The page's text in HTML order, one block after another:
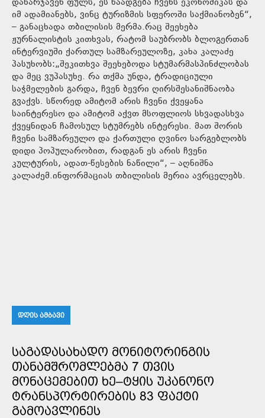
იმ ადამიანებს, ვინც ტურიზმის სფეროში საქმიანობენ“,
– განაცხადა თბილისის მერმა.რაც შეეხება
ჟურნალისტის კითხვას, რატომ საუბრობს ბლოგერთან
ინტერვიუში ქართულ სამზარეულოზე, კახა კალაძე
პასუხობს:„შეკითხვა შეეხებოდა სტუმარმასპინძლობას
და მეც ვუპასუხე. რა თქმა უნდა, ტრადიციული
საჭმელების გარდა, ჩვენ ბევრი ღირსშესანიშნაობა
გვაქვს. სწორედ ამიტომ არის ჩვენი ქვეყანა
საინტერესო და ამიტომ აქვთ მსოფლიოს სხვადასხვა
ქვეყნიდან ჩამოსულ სტუმრებს ინტერესი. მათ შორის
ჩვენი სამზარეულო და ქართული ღვინო სარგებლობს
დიდი პოპულარობით, რადგან ეს არის ჩვენი
კულტურის, ადათ-წესების ნაწილი“, – აღნიშნა
კალაძემ.ინფორმაციას თბილისის მერია ავრცელებს.
ᲓᲦᲘᲡ ᲐᲛᲑᲐᲕᲘ
ᲡᲐᲒᲐᲓᲐᲡᲐᲮᲐᲓᲝ ᲛᲝᲜᲘᲢᲝᲠᲘᲜᲒᲘᲡ
ᲗᲐᲜᲐᲛᲨᲠᲝᲛᲚᲔᲑᲛᲐ 7 ᲗᲕᲘᲡ
ᲛᲝᲜᲐᲪᲔᲛᲔᲑᲘᲗ ᲮᲔ–ᲢᲧᲘᲡ ᲣᲙᲐᲜᲝᲜᲝ
ᲢᲠᲐᲜᲡᲞᲝᲠᲢᲘᲠᲔᲑᲘᲡ 83 ᲤᲐᲥᲢᲘ
ᲒᲐᲛᲝᲐᲕᲚᲘᲜᲔᲡ